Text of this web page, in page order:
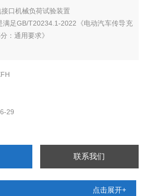
口机械负荷试验装置
满足GB/T20234.1-2022《电动汽车传导充
：通用要求》
29
联系我们
点击展开+